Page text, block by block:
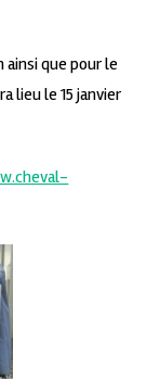
que pour le
lieu le 15 janvier